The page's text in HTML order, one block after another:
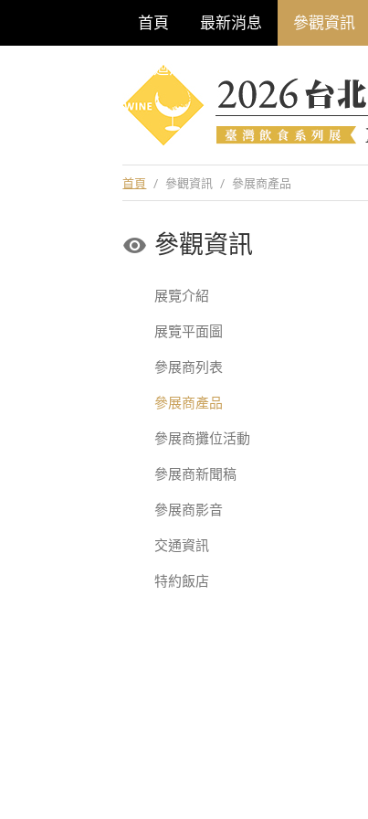
首頁 最新消息 參觀資訊
巡迴酒展系列
首頁 / 參觀資訊 / 參展商產品
參觀資訊
展覽介紹
展覽平面圖
參展商列表
參展商產品
參展商攤位活動
參展商新聞稿
參展商影音
交通資訊
特約飯店